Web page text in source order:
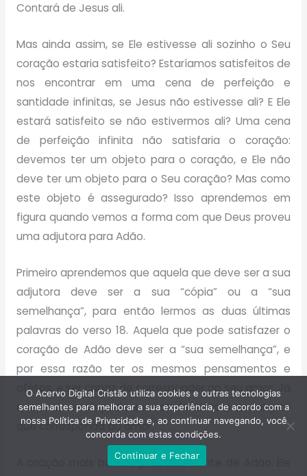
Contará de Jesus ali.
Mas ainda assim, se Ele estivesse ali sozinho o Seu
coração estaria satisfeito? Estaríamos satisfeitos de
nos encontrar em uma cena de perfeição e
santidade infinitas, se Jesus não estivesse ali? E Ele
estará satisfeito se não estivermos ali? Uma cena
de perfeição infinita não satisfaria o coração:
devemos ter um objeto para o coração, e Ele não
deve ter um objeto para o Seu coração? Mas como
este objeto é assegurado? Isso aprendemos em
figura quando vemos a forma com que Deus proveu
uma adjutora para Adão.
Primeiro aprendemos que aquela que deve ser a sua
adjutora deve ser a sua “cópia” ou a “sua
semelhança”, para então lermos as duas últimas
palavras do verso 18. Aquela que pode satisfazer o
coração de Adão deve ser a “sua semelhança”, e
por essa razão ter os mesmos pensamentos e
afetos, e ser capaz de corresponder ao seu amor. Já
que o amor só pode ser satisfeito com um objeto
que corresponda ao amor.
A criação mais baixa é passada diante de Adão. Ele
O Acervo Digital Cristão utiliza cookies e outras tecnologias
semelhantes para melhorar a sua experiência, de acordo com a
nossa Política de Privacidade e, ao continuar navegando, você
concorda com estas condições.
Continuar e Fechar